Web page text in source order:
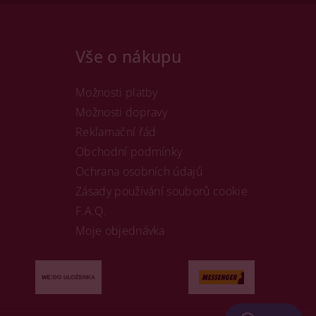
Vše o nákupu
Možnosti platby
Možnosti dopravy
Reklamační řád
Obchodní podmínky
Ochrana osobních údajů
Zásady používání souborů cookie
F.A.Q.
Moje objednávka